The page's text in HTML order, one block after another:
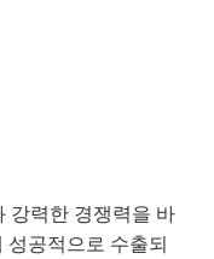
강력한 경쟁력을 바
공적으로 수출되